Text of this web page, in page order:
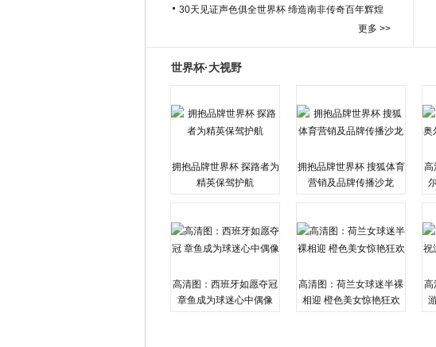
30天见证声色俱全世界杯 缔造南非传奇百年辉煌
更多 >>
世界杯·大视野
拥抱品牌世界杯 探路者为
精英保驾护航
拥抱品牌世界杯 搜狐体育
营销及品牌传播沙龙
高
高清图：西班牙如愿夺冠
章鱼成为球迷心中偶像
高清图：荷兰女球迷半裸
相迎 橙色美女惊艳狂欢
高